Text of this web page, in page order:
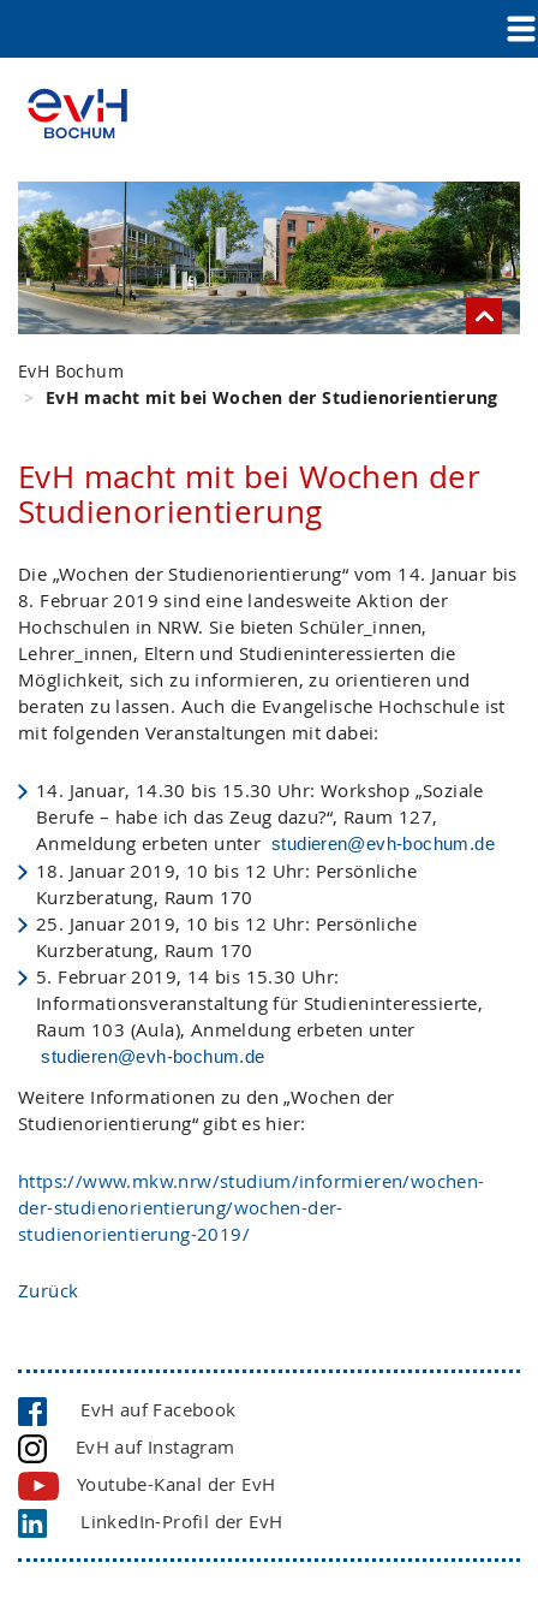
EvH Bochum
EvH macht mit bei Wochen der Studienorientierung
EvH macht mit bei Wochen der
Studienorientierung
Die „Wochen der Studienorientierung“ vom 14. Januar bis
8. Februar 2019 sind eine landesweite Aktion der
Hochschulen in NRW. Sie bieten Schüler_innen,
Lehrer_innen, Eltern und Studieninteressierten die
Möglichkeit, sich zu informieren, zu orientieren und
beraten zu lassen. Auch die Evangelische Hochschule ist
mit folgenden Veranstaltungen mit dabei:
14. Januar, 14.30 bis 15.30 Uhr: Workshop „Soziale
Berufe – habe ich das Zeug dazu?“, Raum 127,
Anmeldung erbeten unter studieren@evh-bochum.de
18. Januar 2019, 10 bis 12 Uhr: Persönliche
Kurzberatung, Raum 170
25. Januar 2019, 10 bis 12 Uhr: Persönliche
Kurzberatung, Raum 170
5. Februar 2019, 14 bis 15.30 Uhr:
Informationsveranstaltung für Studieninteressierte,
Raum 103 (Aula), Anmeldung erbeten unter
studieren@evh-bochum.de
Weitere Informationen zu den „Wochen der
Studienorientierung“ gibt es hier:
https://www.mkw.nrw/studium/informieren/wochen-
der-studienorientierung/wochen-der-
studienorientierung-2019/
Zurück
EvH auf Facebook
EvH auf Instagram
Youtube-Kanal der EvH
LinkedIn-Profil der EvH